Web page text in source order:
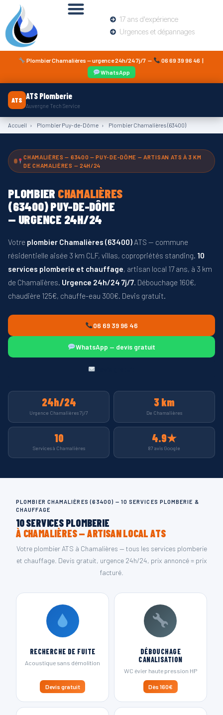
17 ans d'expérience
Urgences et dépannages
Plombier Chamalières — urgence 24h/24 7j/7 — 06 69 39 96 46 |
WhatsApp
ATS ATS Plomberie
Auvergne Tech Service
Accueil › Plombier Puy-de-Dôme › Plombier Chamalières (63400)
CHAMALIÈRES — 63400 — PUY-DE-DÔME — ARTISAN ATS À 3 KM
DE CHAMALIÈRES — 24H/24
PLOMBIER CHAMALIÈRES
(63400) PUY-DE-DÔME
— URGENCE 24H/24
Votre plombier Chamalières (63400) ATS — commune
résidentielle aisée 3 km CLF, villas, copropriétés standing. 10
services plomberie et chauffage, artisan local 17 ans, à 3 km
de Chamalières. Urgence 24h/24 7j/7. Débouchage 160€,
chaudière 125€, chauffe-eau 300€. Devis gratuit.
06 69 39 96 46
WhatsApp — devis gratuit
24h/24
Urgence Chamalières 7j/7
3 km
De Chamalières
10
Services à Chamalières
4.9★
87 avis Google
PLOMBIER CHAMALIÈRES (63400) — 10 SERVICES PLOMBERIE &
CHAUFFAGE
10 SERVICES PLOMBERIE
À CHAMALIÈRES — ARTISAN LOCAL ATS
Votre plombier ATS à Chamalières — tous les services plomberie
et chauffage. Devis gratuit, urgence 24h/24, prix annoncé = prix
facturé.
RECHERCHE DE FUITE
Acoustique sans démolition
Devis gratuit
DÉBOUCHAGE
CANALISATION
WC évier haute pression HP
Dès 160€